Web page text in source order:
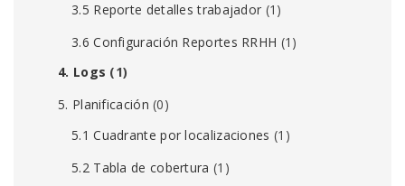
3.5 Reporte detalles trabajador (1)
3.6 Configuración Reportes RRHH (1)
4. Logs (1)
5. Planificación (0)
5.1 Cuadrante por localizaciones (1)
5.2 Tabla de cobertura (1)